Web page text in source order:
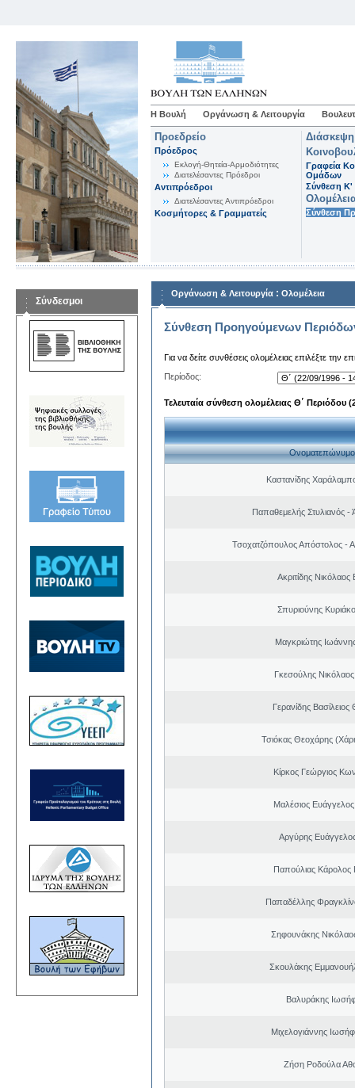
Η Βουλή Οργάνωση & Λειτουργία
Προεδρείο
Πρόεδρος
Εκλογή-Θητεία-Αρμοδιότητες
Διατελέσαντες Πρόεδροι
Αντιπρόεδροι
Διατελέσαντες Αντιπρόεδροι
Κοσμήτορες & Γραμματείς
Γραφεία
Ομάδων
Σύνθεση K'
Σύνθεση
Σύνδεσμοι
Οργάνωση & Λειτουργία : Ολομέλεια
Σύνθεση Προηγούμενων
Για να δείτε συνθέσεις ολομέλειας επιλέξτε την
Περίοδος:
Τελευταία σύνθεση ολομέλειας Θ΄ Περιόδου
Ονοματεπώνυμο
Καστανίδης
Παπαθεμελής Στυλιανός -
Τσοχατζόπουλος Απόστολος -
Ακριτίδης Νικόλαος
Σπυριούνης
Μαγκριώτης
Γκεσούλης
Γερανίδης
Τσιόκας Θεοχάρης
Κίρκος Γεώργιος
Μαλέσιος
Αργύρης
Παπούλιας Κάρολος
Παπαδέλλης
Σηφουνάκης
Σκουλάκης
Βαλυράκης
Μιχελογιάννης
Ζήση Ροδούλα